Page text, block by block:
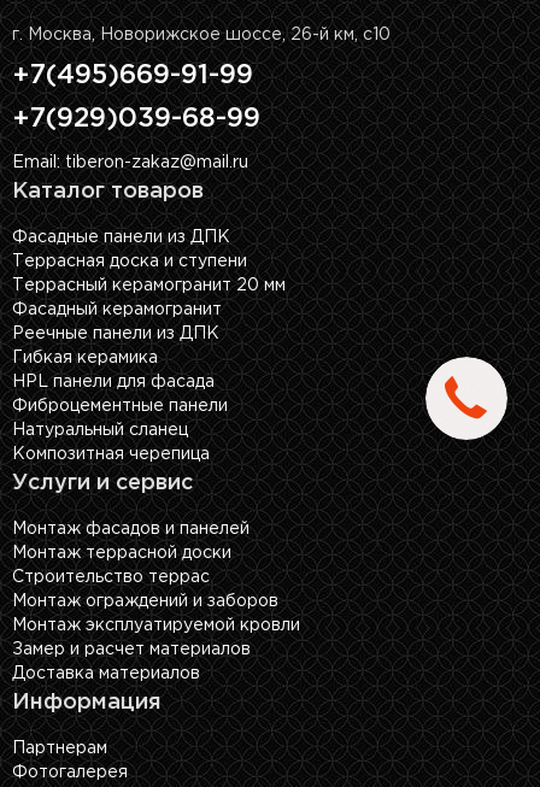
г. Москва, Новорижское шоссе, 26-й км, с10
+7(495)669-91-99
+7(929)039-68-99
Email: tiberon-zakaz@mail.ru
Каталог товаров
Фасадные панели из ДПК
Террасная доска и ступени
Террасный керамогранит 20 мм
Фасадный керамогранит
Реечные панели из ДПК
Гибкая керамика
HPL панели для фасада
Фиброцементные панели
Натуральный сланец
Композитная черепица
Услуги и сервис
Монтаж фасадов и панелей
Монтаж террасной доски
Строительство террас
Монтаж ограждений и заборов
Монтаж эксплуатируемой кровли
Замер и расчет материалов
Доставка материалов
Информация
Партнерам
Фотогалерея